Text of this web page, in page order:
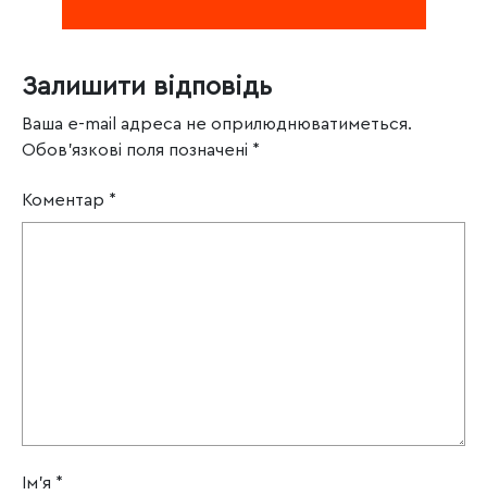
Залишити відповідь
Ваша e-mail адреса не оприлюднюватиметься.
Обов’язкові поля позначені *
Коментар *
Ім'я *